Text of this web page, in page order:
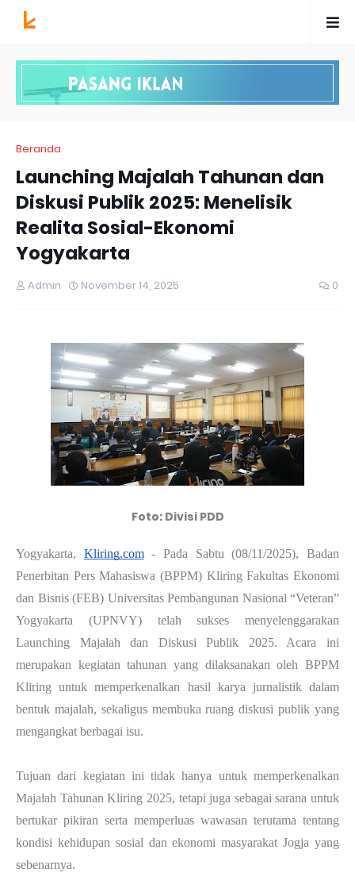
Beranda
Launching Majalah Tahunan dan
Diskusi Publik 2025: Menelisik
Realita Sosial-Ekonomi
Yogyakarta
Admin November 14, 2025 0
Foto: Divisi PDD
Yogyakarta, Kliring.com- Pada Sabtu (08/11/2025), Badan
Penerbitan Pers Mahasiswa (BPPM) Kliring Fakultas Ekonomi
dan Bisnis (FEB) Universitas Pembangunan Nasional “Veteran”
Yogyakarta (UPNVY) telah sukses menyelenggarakan
Launching Majalah dan Diskusi Publik 2025. Acara ini
merupakan kegiatan tahunan yang dilaksanakan oleh BPPM
Kliring untuk memperkenalkan hasil karya jurnalistik dalam
bentuk majalah, sekaligus membuka ruang diskusi publik yang
mengangkat berbagai isu.
Tujuan dari kegiatan ini tidak hanya untuk memperkenalkan
Majalah Tahunan Kliring 2025, tetapi juga sebagai sarana untuk
bertukar pikiran serta memperluas wawasan terutama tentang
kondisi kehidupan sosial dan ekonomi masyarakat Jogja yang
sebenarnya.